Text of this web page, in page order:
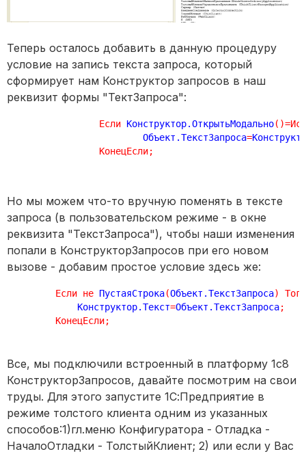
Теперь осталось добавить в данную процедуру
условие на запись текста запроса, который
сформирует нам Конструктор запросов в наш
реквизит формы "ТектЗапроса":
Если Конструктор.ОткрытьМодально( )=
			Объект.ТекстЗапроса
=
КонецЕсли;
Но мы можем что-то вручную поменять в тексте
запроса (в пользовательском режиме - в окне
реквизита "ТекстЗапроса"), чтобы наши изменения
попали в КонструкторЗапросов при его новом
вызове - добавим простое условие здесь же:
Если не ПустаяСтрока(Объект.ТекстЗапроса)
Конструктор.Текст=Объект.ТекстЗапроса;
КонецЕсли;
Все, мы подключили встроенный в платформу 1с8
КонструкторЗапросов, давайте посмотрим на свои
труды. Для этого запустите 1С:Предприятие в
режиме толстого клиента одним из указанных
способов:1)гл.меню Конфигуратора - Отладка -
НачалоОтладки - ТолстыйКлиент; 2) или если у Вас